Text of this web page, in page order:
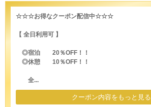
☆☆☆お得なクーポン配信中☆☆☆
【 全日利用可 】
◎宿泊 20％OFF！！
◎休憩 10％OFF！！
全...
クーポン内容をもっと見る